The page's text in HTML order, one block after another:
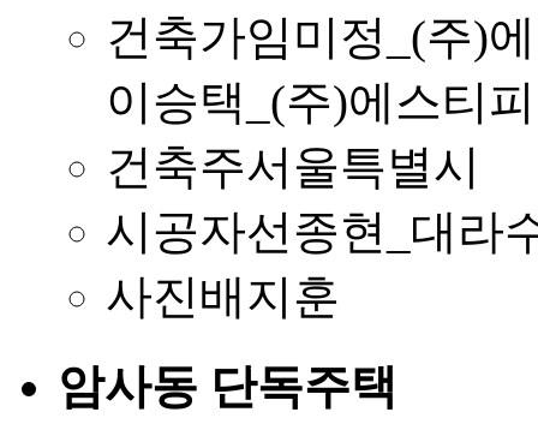
건축가임미정_(주)
이승택_(주)에스티
건축주서울특별시
시공자선종현_대라
사진배지훈
암사동 단독주택